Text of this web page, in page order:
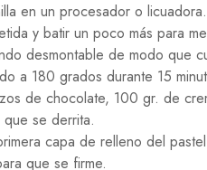
en un procesador o licuadora.
y batir un poco más para
desmontable de modo que
a 180 grados durante 15
de chocolate, 100 gr. de
que se derrita.
capa de relleno del
que se firme.